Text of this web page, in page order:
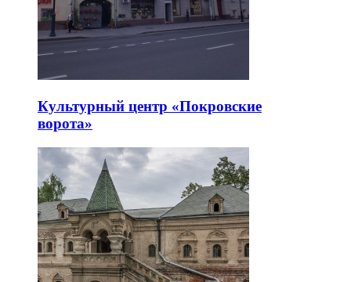
Культурный центр «Покровские
ворота»